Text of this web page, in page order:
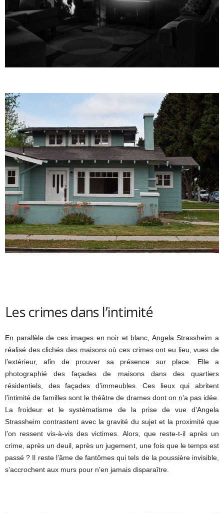
Les crimes dans l’intimité
En parallèle de ces images en noir et blanc, Angela Strassheim a
réalisé des clichés des maisons où ces crimes ont eu lieu, vues de
l’extérieur, afin de prouver sa présence sur place. Elle a
photographié des façades de maisons dans des quartiers
résidentiels, des façades d’immeubles. Ces lieux qui abritent
l’intimité de familles sont le théâtre de drames dont on n’a pas idée.
La froideur et le systématisme de la prise de vue d’Angela
Strassheim contrastent avec la gravité du sujet et la proximité que
l’on ressent vis-à-vis des victimes. Alors, que reste-t-il après un
crime, après un deuil, après un jugement, une fois que le temps est
passé ? Il reste l’âme de fantômes qui tels de la poussière invisible,
s’accrochent aux murs pour n’en jamais disparaître.